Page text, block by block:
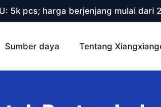
5k pcs; harga berjenjang mulai dari
Sumber daya Tentang